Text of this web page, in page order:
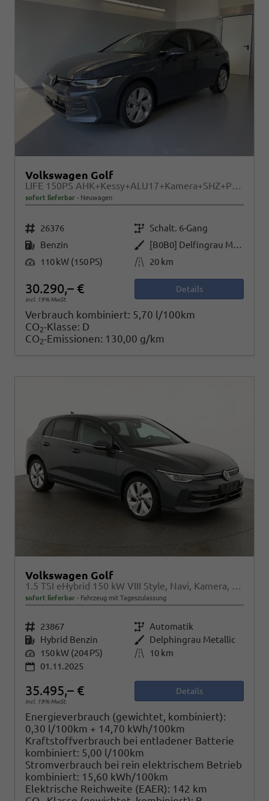
Volkswagen Golf
LIFE 150PS AHK+Kessy+ALU17+Kamera+SHZ+Parklenk+Alarm
sofort lieferbar Neuwagen
Fahrzeugnr. 26376 Getriebe Schalt. 6-Gang
Kraftstoff Benzin Außenfarbe
[B0B0] Delfingrau Metallic
Leistung 110 kW (150 PS) Kilometerstand 20 km
30.290,– €
incl. 19% MwSt.
Details
Verbrauch kombiniert: 5,70 l/100km
CO2-Klasse: D
CO2-Emissionen: 130,00 g/km
Volkswagen Golf
1.5 TSI eHybrid 150 kW VIII Style, Navi, Kamera, Side, LED-Plus
sofort lieferbar Fahrzeug mit Tageszulassung
Fahrzeugnr. 23867 Getriebe Automatik
Kraftstoff Hybrid Benzin Außenfarbe Delphingrau Metallic
Leistung 150 kW (204 PS) Kilometerstand
10 km
01.11.2025
35.495,– €
incl. 19% MwSt.
Details
Energieverbrauch (gewichtet, kombiniert):
0,30 l/100km + 14,70 kWh/100km
Kraftstoffverbrauch bei entladener Batterie
kombiniert: 5,00 l/100km
Stromverbrauch bei rein elektrischem Betrieb
kombiniert: 15,60 kWh/100km
Elektrische Reichweite (EAER): 142 km